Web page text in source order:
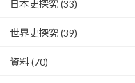
日本史探究(33)
世界史探究(39)
資料(70)